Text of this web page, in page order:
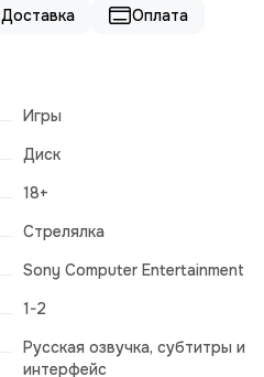
Доставка Оплата
Игры
Диск
18+
Стрелялка
Sony Computer Entertainment
1-2
Русская озвучка, субтитры и
интерфейс